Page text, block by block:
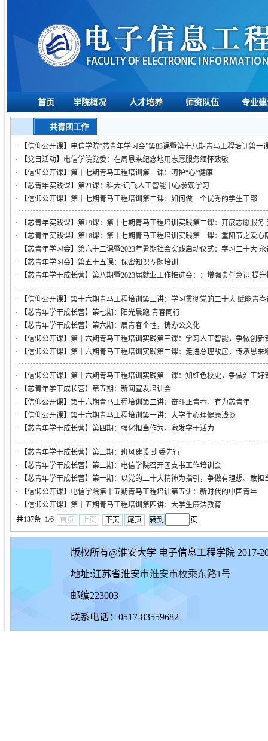
首页 学院概况 人才培养 师资队伍 专业
共青团工作
·
【信仰公开课】电信学院“芯青年学习会”第83课暨第十八期青马工程培训第
·
【党日活动】电信学院党委：在周恩来纪念地用志愿服务缅怀致敬
·
【信仰公开课】第十七期青马工程培训第一课：呵护“心”健康
·
【芯青年实践课】第21课：科大·讯飞人工智能中心参观学习
·
【信仰公开课】第十七期青马工程培训第二课：如何做一个优秀的学生干部
·
【芯青年实践课】第19课：第十七期青马工程培训实践第二课：开展志愿服务
·
【芯青年实践课】第18课：第十七期青马工程培训实践第一课：重阳节之爱心
·
【芯青年学习会】第六十二课暨2023年暑期社会实践启动仪式：学习二十大
·
【芯青年学习会】第五十五课：保密知识专题培训
·
【芯青年学干成长营】第八期暨2023届就业工作推进会：：增强责任意识 提
·
【信仰公开课】第十六期青马工程培训第三讲：学习贯彻党的二十大 赋能青
·
【芯青年学干成长营】第七期：阳光晨跑 青春同行
·
【芯青年学干成长营】第六期：展青春个性，铸办公文化
·
【信仰公开课】第十六期青马工程培训实践第三课：学习人工智能，争做创新
·
【信仰公开课】第十六期青马工程培训实践第二课：走进总理故居，传承恩来
·
【信仰公开课】第十六期青马工程培训实践第一课：知红色校史，争做淮工好
·
【芯青年学干成长营】第五期：新闻宣发培训会
·
【信仰公开课】第十六期青马工程培训第二讲：奋斗正青春，有为芯青年
·
【信仰公开课】第十六期青马工程培训第一讲：大学生心理健康浅谈
·
【芯青年学干成长营】第四期：强化担当作为，激发学干活力
·
【芯青年学干成长营】第三期：班风建设 班委先行
·
【芯青年学干成长营】第二期：电信学院召开团支书工作培训会
·
【芯青年学干成长营】第一期：以党的二十大精神为指引，争做有理想、敢
·
【信仰公开课】电信学院第十五期青马工程培训第五讲：新时代的中国青年
·
【信仰公开课】第十五期青马工程培训第四讲：大学生廉洁教育
共137条 1/6
首页 上页 下页 尾页 页
版权所有@淮安大学 电子信息工程学院 2017-
地址:江苏省淮安市淮安市枚乘东路1号
邮编223003
联系电话：0517-83559682